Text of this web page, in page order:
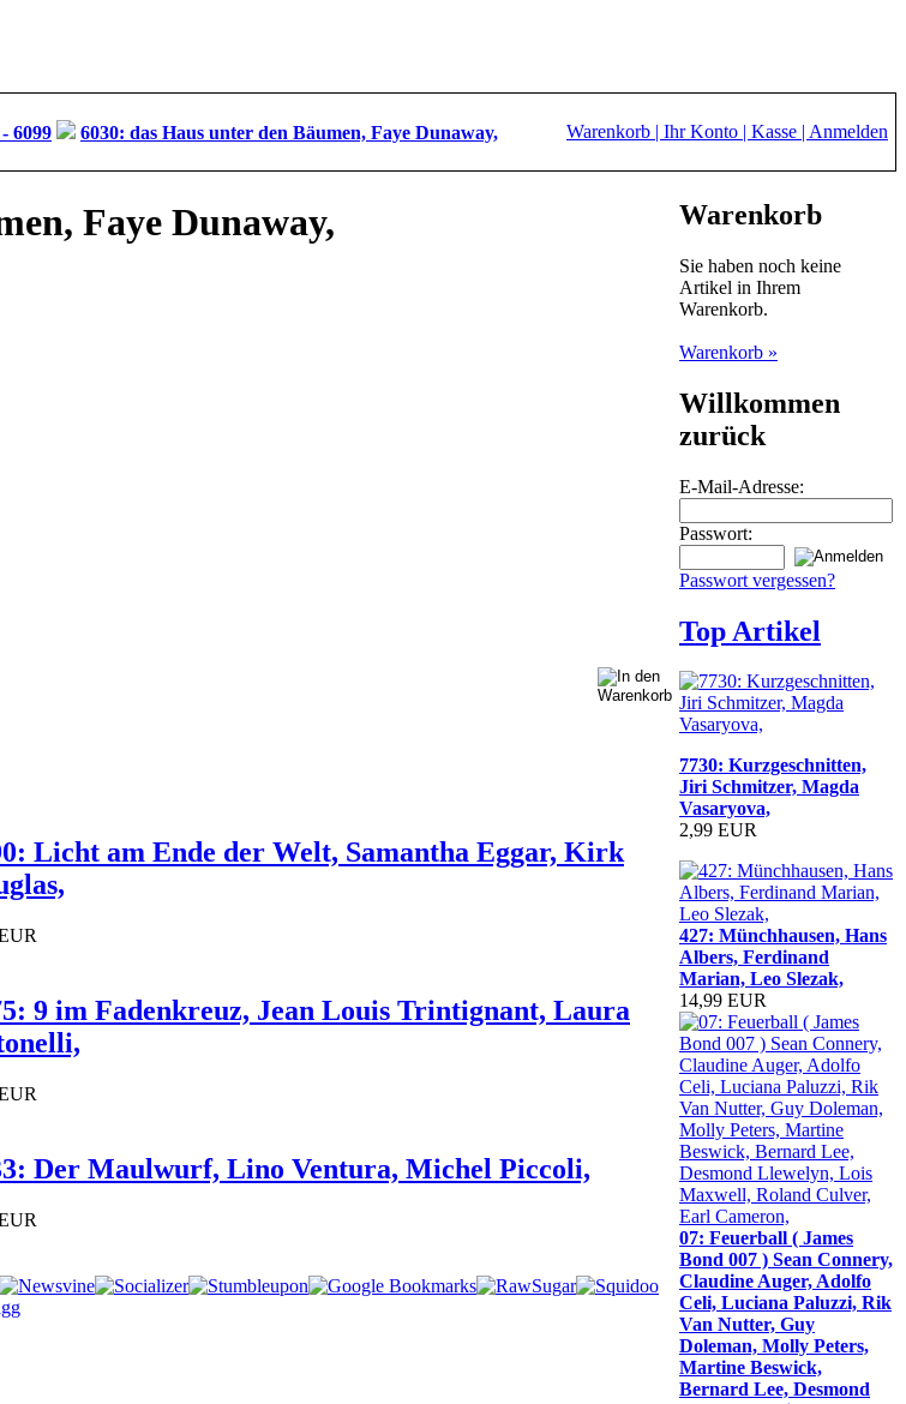
6099 6030: das Haus unter den Bäumen, Faye Dunaway, Warenkorb | Ihr Konto | Kasse | Anmelden
Faye Dunaway,
Licht am Ende der Welt, Samantha Eggar, Kirk
9 im Fadenkreuz, Jean Louis Trintignant, Laura
Der Maulwurf, Lino Ventura, Michel Piccoli,
Warenkorb
Sie haben noch keine
Artikel in Ihrem
Warenkorb.
Warenkorb »
Willkommen
zurück
E-Mail-Adresse:
Passwort:
Passwort vergessen?
Top Artikel
7730: Kurzgeschnitten,
Jiri Schmitzer, Magda
Vasaryova,
2,99 EUR
427: Münchhausen, Hans
Albers, Ferdinand
Marian, Leo Slezak,
14,99 EUR
07: Feuerball ( James
Bond 007 ) Sean Connery,
Claudine Auger, Adolfo
Celi, Luciana Paluzzi, Rik
Van Nutter, Guy
Doleman, Molly Peters,
Martine Beswick,
Bernard Lee, Desmond